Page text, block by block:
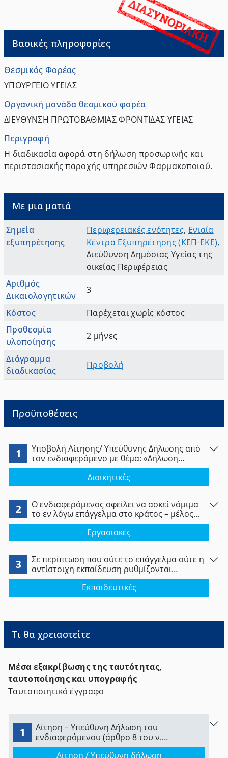
Βασικές πληροφορίες
Θεσμικός Φορέας
ΥΠΟΥΡΓΕΙΟ ΥΓΕΙΑΣ
Οργανική μονάδα θεσμικού φορέα
ΔΙΕΥΘΥΝΣΗ ΠΡΩΤΟΒΑΘΜΙΑΣ ΦΡΟΝΤΙΔΑΣ ΥΓΕΙΑΣ
Περιγραφή
Η διαδικασία αφορά στη δήλωση προσωρινής και
περιστασιακής παροχής υπηρεσιών Φαρμακοποιού.
Με μια ματιά
Σημεία
εξυπηρέτησης
Περιφερειακές ενότητες, Ενιαία
Κέντρα Εξυπηρέτησης (ΚΕΠ-ΕΚΕ),
Διεύθυνση Δημόσιας Υγείας της
οικείας Περιφέρειας
Αριθμός
Δικαιολογητικών
3
Κόστος
Παρέχεται χωρίς κόστος
Προθεσμία
υλοποίησης
2 μήνες
Διάγραμμα
διαδικασίας
Προβολή
Προϋποθέσεις
1
Υποβολή Αίτησης/ Υπεύθυνης Δήλωσης από
τον ενδιαφερόμενο με θέμα: «Δήλωση
προσωρινής και περιστασιακής παροχής
υπηρεσιών Φαρμακοποιού».
Διοικητικές
2
Ο ενδιαφερόμενος οφείλει να ασκεί νόμιμα
το εν λόγω επάγγελμα στο κράτος – μέλος
προέλευσης
Εργασιακές
3
Σε περίπτωση που ούτε το επάγγελμα ούτε η
αντίστοιχη εκπαίδευση ρυθμίζονται
νομοθετικά στο κράτος μέλος νόμιμης
εγκατάστασης: ο ενδιαφερόμενος οφείλει να
έχει αποκτήσει επαγγελματική εμπειρία
Εκπαιδευτικές
Τι θα χρειαστείτε
Μέσα εξακρίβωσης της ταυτότητας,
ταυτοποίησης και υπογραφής
Ταυτοποιητικό έγγραφο
1
Αίτηση – Υπεύθυνη Δήλωση του
ενδιαφερόμενου (άρθρο 8 του ν.
1599/1986) με θέμα: «Δήλωση προσωρινής
Αίτηση / Υπεύθυνη δήλωση